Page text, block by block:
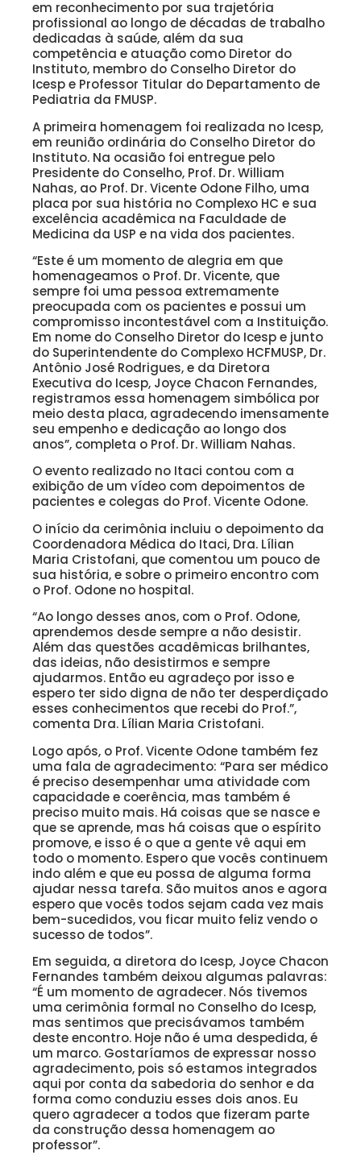
em reconhecimento por sua trajetória
profissional ao longo de décadas de trabalho
dedicadas à saúde, além da sua
competência e atuação como Diretor do
Instituto, membro do Conselho Diretor do
Icesp e Professor Titular do Departamento de
Pediatria da FMUSP.
A primeira homenagem foi realizada no Icesp,
em reunião ordinária do Conselho Diretor do
Instituto. Na ocasião foi entregue pelo
Presidente do Conselho, Prof. Dr. William
Nahas, ao Prof. Dr. Vicente Odone Filho, uma
placa por sua história no Complexo HC e sua
excelência acadêmica na Faculdade de
Medicina da USP e na vida dos pacientes.
“Este é um momento de alegria em que
homenageamos o Prof. Dr. Vicente, que
sempre foi uma pessoa extremamente
preocupada com os pacientes e possui um
compromisso incontestável com a Instituição.
Em nome do Conselho Diretor do Icesp e junto
do Superintendente do Complexo HCFMUSP, Dr.
Antônio José Rodrigues, e da Diretora
Executiva do Icesp, Joyce Chacon Fernandes,
registramos essa homenagem simbólica por
meio desta placa, agradecendo imensamente
seu empenho e dedicação ao longo dos
anos”, completa o Prof. Dr. William Nahas.
O evento realizado no Itaci contou com a
exibição de um vídeo com depoimentos de
pacientes e colegas do Prof. Vicente Odone.
O início da cerimônia incluiu o depoimento da
Coordenadora Médica do Itaci, Dra. Lílian
Maria Cristofani, que comentou um pouco de
sua história, e sobre o primeiro encontro com
o Prof. Odone no hospital.
“Ao longo desses anos, com o Prof. Odone,
aprendemos desde sempre a não desistir.
Além das questões acadêmicas brilhantes,
das ideias, não desistirmos e sempre
ajudarmos. Então eu agradeço por isso e
espero ter sido digna de não ter desperdiçado
esses conhecimentos que recebi do Prof.”,
comenta Dra. Lílian Maria Cristofani.
Logo após, o Prof. Vicente Odone também fez
uma fala de agradecimento: “Para ser médico
é preciso desempenhar uma atividade com
capacidade e coerência, mas também é
preciso muito mais. Há coisas que se nasce e
que se aprende, mas há coisas que o espírito
promove, e isso é o que a gente vê aqui em
todo o momento. Espero que vocês continuem
indo além e que eu possa de alguma forma
ajudar nessa tarefa. São muitos anos e agora
espero que vocês todos sejam cada vez mais
bem-sucedidos, vou ficar muito feliz vendo o
sucesso de todos”.
Em seguida, a diretora do Icesp, Joyce Chacon
Fernandes também deixou algumas palavras:
“É um momento de agradecer. Nós tivemos
uma cerimônia formal no Conselho do Icesp,
mas sentimos que precisávamos também
deste encontro. Hoje não é uma despedida, é
um marco. Gostaríamos de expressar nosso
agradecimento, pois só estamos integrados
aqui por conta da sabedoria do senhor e da
forma como conduziu esses dois anos. Eu
quero agradecer a todos que fizeram parte
da construção dessa homenagem ao
professor”.